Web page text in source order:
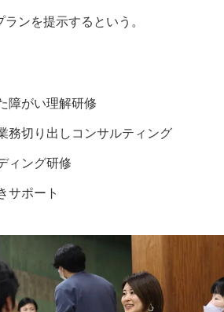
ンを提示するという。
障がい理解研修
務切り出しコンサルティング
ィング研修
サポート